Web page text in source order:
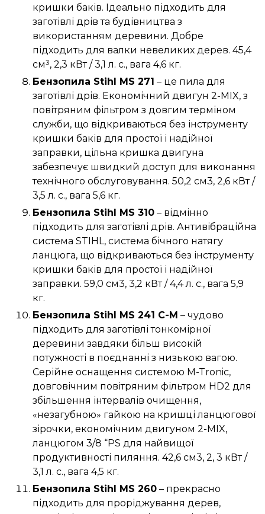
кришки баків. Ідеально підходить для
заготівлі дрів та будівництва з
використанням деревини. Добре
підходить для валки невеликих дерев. 45,4
см³, 2,3 кВт / 3,1 л. с., вага 4,6 кг.
Бензопила Stihl MS 271 – це пила для
заготівлі дрів. Економічний двигун 2-MIX, з
повітряним фільтром з довгим терміном
служби, що відкриваються без інструменту
кришки баків для простої і надійної
заправки, цільна кришка двигуна
забезпечує швидкий доступ для виконання
технічного обслуговування. 50,2 см3, 2,6 кВт /
3,5 л. с., вага 5,6 кг.
Бензопила Stihl MS 310 – відмінно
підходить для заготівлі дрів. Антивібраційна
система STIHL, система бічного натягу
ланцюга, що відкриваються без інструменту
кришки баків для простої і надійної
заправки. 59,0 см3, 3,2 кВт / 4,4 л. с., вага 5,9
кг.
Бензопила Stihl MS 241 C-M – чудово
підходить для заготівлі тонкомірної
деревини завдяки більш високій
потужності в поєднанні з низькою вагою.
Серійне оснащення системою M-Tronic,
довговічним повітряним фільтром HD2 для
збільшення інтервалів очищення,
«незагубною» гайкою на кришці ланцюгової
зірочки, економічним двигуном 2-MIX,
ланцюгом 3/8 “PS для найвищої
продуктивності пиляння. 42,6 см3, 2, 3 кВт /
3,1 л. с., вага 4,5 кг.
Бензопила Stihl MS 260 – прекрасно
підходить для проріджування дерев,